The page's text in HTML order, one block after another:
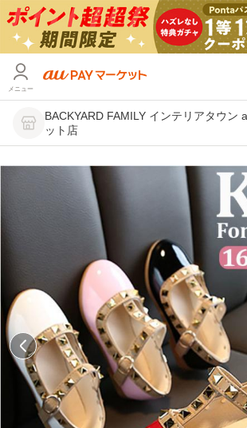
メニュー
BACKYARD FAMILY インテリアタウン
ット店